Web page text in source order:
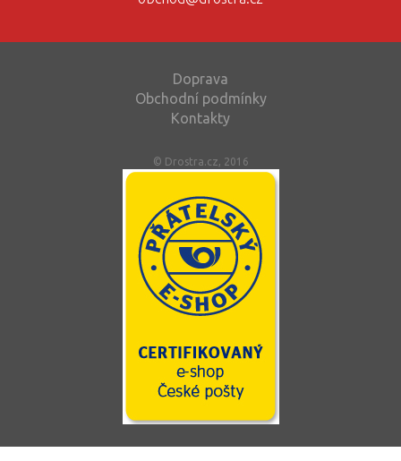
Doprava
Obchodní podmínky
Kontakty
© Drostra.cz, 2016